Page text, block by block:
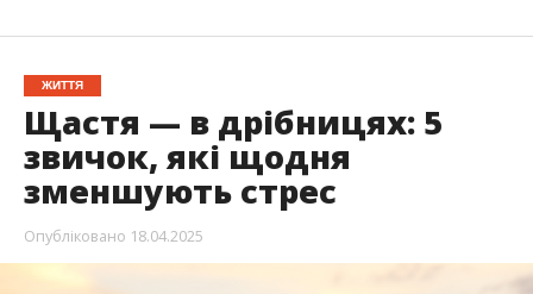
ЖИТТЯ
Щастя — в дрібницях: 5
звичок, які щодня
зменшують стрес
Опубліковано 18.04.2025